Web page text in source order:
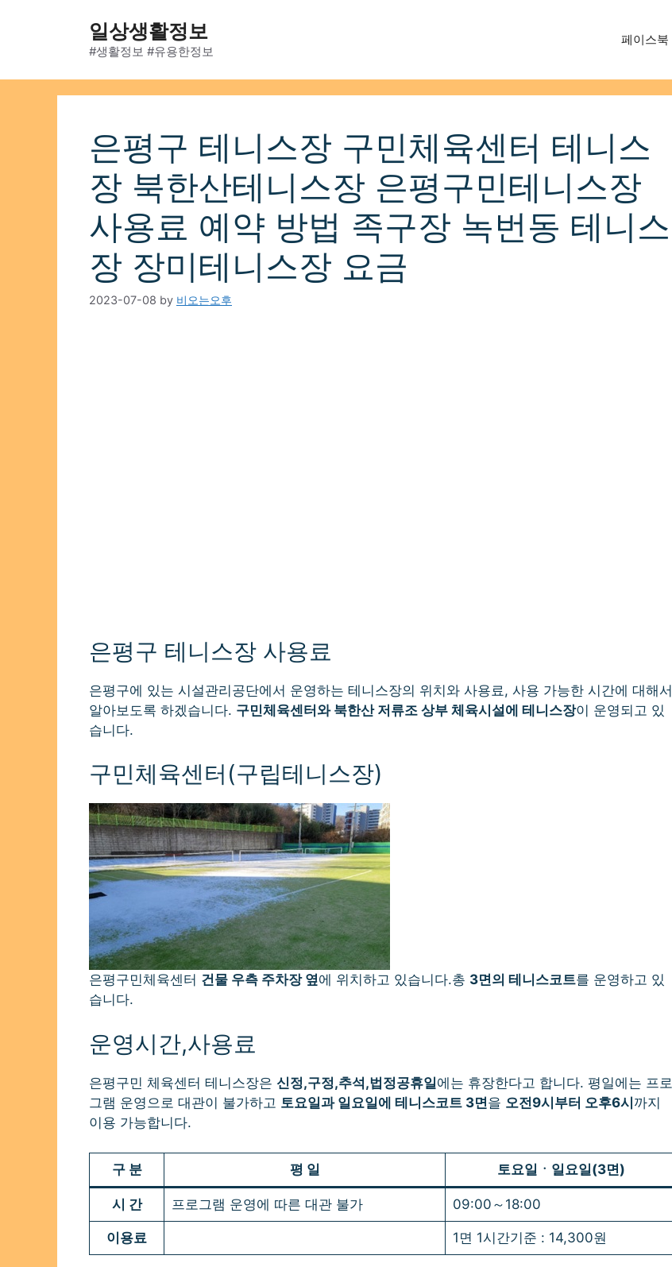
일상생활정보
#생활정보 #유용한정보
페이스북
은평구 테니스장 구민체육센터 테니스
장 북한산테니스장 은평구민테니스장
사용료 예약 방법 족구장 녹번동 테니스
장 장미테니스장 요금
2023-07-08 by 비오는오후
은평구 테니스장 사용료
은평구에 있는 시설관리공단에서 운영하는 테니스장의 위치와 사용료, 사용 가능한 시간에 대해서
알아보도록 하겠습니다. 구민체육센터와 북한산 저류조 상부 체육시설에 테니스장이 운영되고 있
습니다.
구민체육센터(구립테니스장)
은평구민체육센터 건물 우측 주차장 옆에 위치하고 있습니다.총 3면의 테니스코트를 운영하고 있
습니다.
운영시간,사용료
은평구민 체육센터 테니스장은 신정,구정,추석,법정공휴일에는 휴장한다고 합니다. 평일에는 프로
그램 운영으로 대관이 불가하고 토요일과 일요일에 테니스코트 3면을 오전9시부터 오후6시까지
이용 가능합니다.
구 분 평 일 토요일ㆍ일요일(3면)
시 간 프로그램 운영에 따른 대관 불가 09:00～18:00
이용료 1면 1시간기준 : 14,300원